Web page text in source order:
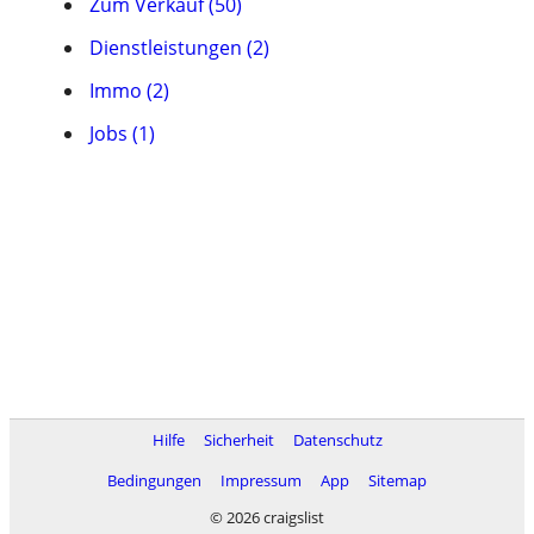
Dienstleistungen (2)
Immo (2)
Jobs (1)
Hilfe Sicherheit
Datenschutz
Bedingungen
Impressum App
Sitemap
© 2026 craigslist